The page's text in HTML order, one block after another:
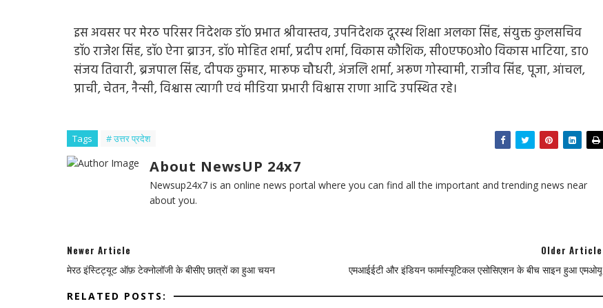
इस अवसर पर मेरठ परिसर निदेशक डॉ0 प्रभात श्रीवास्तव, उपनिदेशक दूरस्थ शिक्षा अलका सिंह, संयुक्त कुलसचिव
डॉ0 राजेश सिंह, डॉ0 ऐना ब्राउन, डॉ0 मोहित शर्मा, प्रदीप शर्मा, विकास कौशिक, सी0एफ0ओ0 विकास भाटिया, डा0
संजय तिवारी, ब्रजपाल सिंह, दीपक कुमार, मारूफ चौधरी, अंजलि शर्मा, अरूण गोस्वामी, राजीव सिंह, पूजा, आंचल,
प्राची, चेतन, नैन्सी, विश्वास त्यागी एवं मीडिया प्रभारी विश्वास राणा आदि उपस्थित रहे।
Tags # उत्तर प्रदेश
About NewsUP 24x7
Newsup24x7 is an online news portal where you can find all the important and trending news near
about you.
Newer Article
मेरठ इंस्टिट्यूट ऑफ़ टेक्नोलॉजी के बीसीए छात्रों का हुआ चयन
Older Article
एमआईईटी और इंडियन फार्मास्यूटिकल एसोसिएशन के बीच साइन हुआ एमओयू
RELATED POSTS: